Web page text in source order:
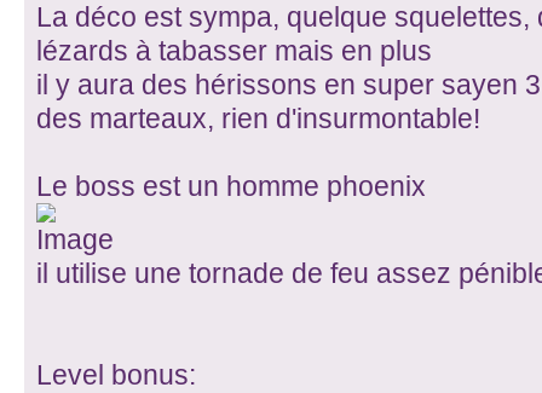
La déco est sympa, quelque
lézards à tabasser mais en plus
il y aura des hérissons en super sayen
des marteaux, rien d'insurmontable!
Le boss est un homme phoenix
il utilise une tornade de feu assez
Level bonus: